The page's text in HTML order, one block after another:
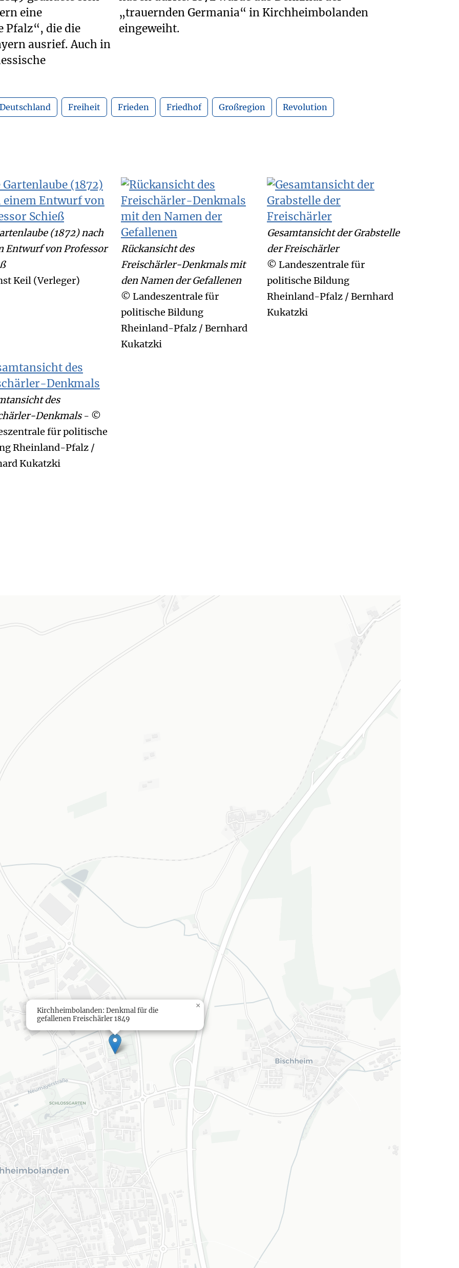
eine
Pfalz“, die die
ausrief. Auch in
eingeweiht.
Deutschland Freiheit Frieden Friedhof Großregion Revolution
(1872) nach
Entwurf von Professor
Keil (Verleger)
Rückansicht des
Freischärler-Denkmals mit
den Namen der Gefallenen
© Landeszentrale für
politische Bildung
Rheinland-Pfalz / Bernhard
Kukatzki
Gesamtansicht der Grabstelle
der Freischärler
© Landeszentrale für
politische Bildung
Rheinland-Pfalz / Bernhard
Kukatzki
des
Denkmals- ©
für politische
Rheinland-Pfalz /
Kukatzki
Kirchheimbolanden: Denkmal für die
gefallenen Freischärler 1849
×